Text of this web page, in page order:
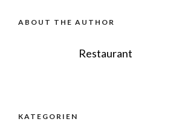
ABOUT THE AUTHOR
Restaurant
KATEGORIEN